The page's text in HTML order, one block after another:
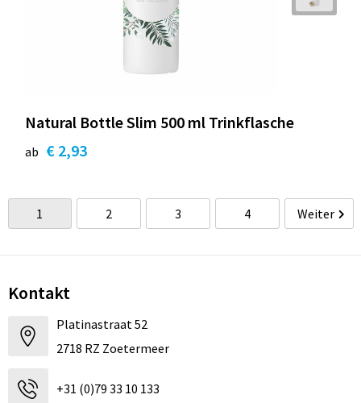
Natural Bottle Slim 500 ml Trinkflasche
ab € 2,93
1 2 3 4 Weiter
Kontakt
Platinastraat 52
2718 RZ Zoetermeer
+31 (0)79 33 10 133